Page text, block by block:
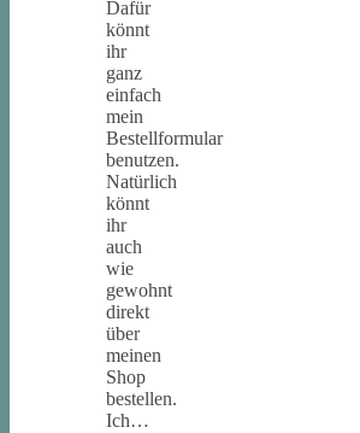
Dafür
könnt
ihr
ganz
einfach
mein
Bestellformular
benutzen.
Natürlich
könnt
ihr
auch
wie
gewohnt
direkt
über
meinen
Shop
bestellen.
Ich…